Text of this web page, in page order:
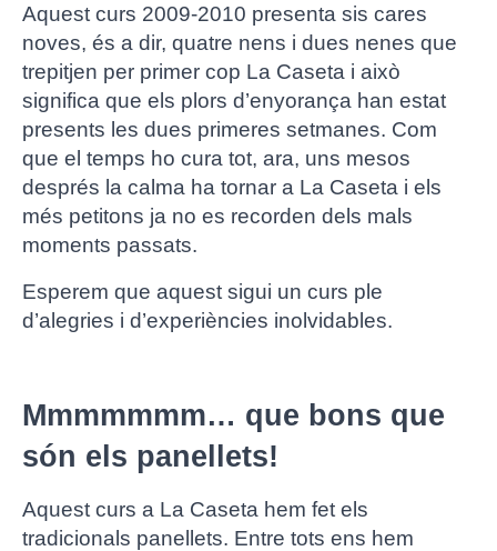
Aquest curs 2009-2010 presenta sis cares
noves, és a dir, quatre nens i dues nenes que
trepitjen per primer cop La Caseta i això
significa que els plors d’enyorança han estat
presents les dues primeres setmanes. Com
que el temps ho cura tot, ara, uns mesos
després la calma ha tornar a La Caseta i els
més petitons ja no es recorden dels mals
moments passats.
Esperem que aquest sigui un curs ple
d’alegries i d’experiències inolvidables.
Mmmmmmm… que bons que
són els panellets!
Aquest curs a La Caseta hem fet els
tradicionals panellets. Entre tots ens hem